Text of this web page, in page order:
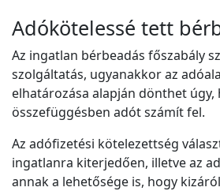
Adókötelessé tett
Az ingatlan bérbeadás főszabály
szolgáltatás, ugyanakkor az
elhatározása alapján dönthet úgy,
összefüggésben adót számít fel.
Az adófizetési kötelezettség
ingatlanra kiterjedően, illetve az
annak a lehetősége is, hogy